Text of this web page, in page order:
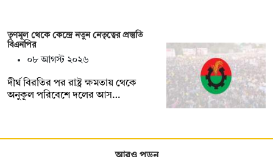
তৃণমূল থেকে কেন্দ্রে নতুন নেতৃত্বের প্রস্তুতি
বিএনপির
০৮ আগস্ট ২০২৬
দীর্ঘ বিরতির পর রাষ্ট্র ক্ষমতায় থেকে
অনুকূল পরিবেশে দলের আস…